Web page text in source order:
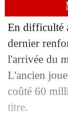
En difficulté
dernier
l'arrivée du
L'ancien
coûté 60
titre.
04/02 Real :
04/02
04/02 Real:
04/02